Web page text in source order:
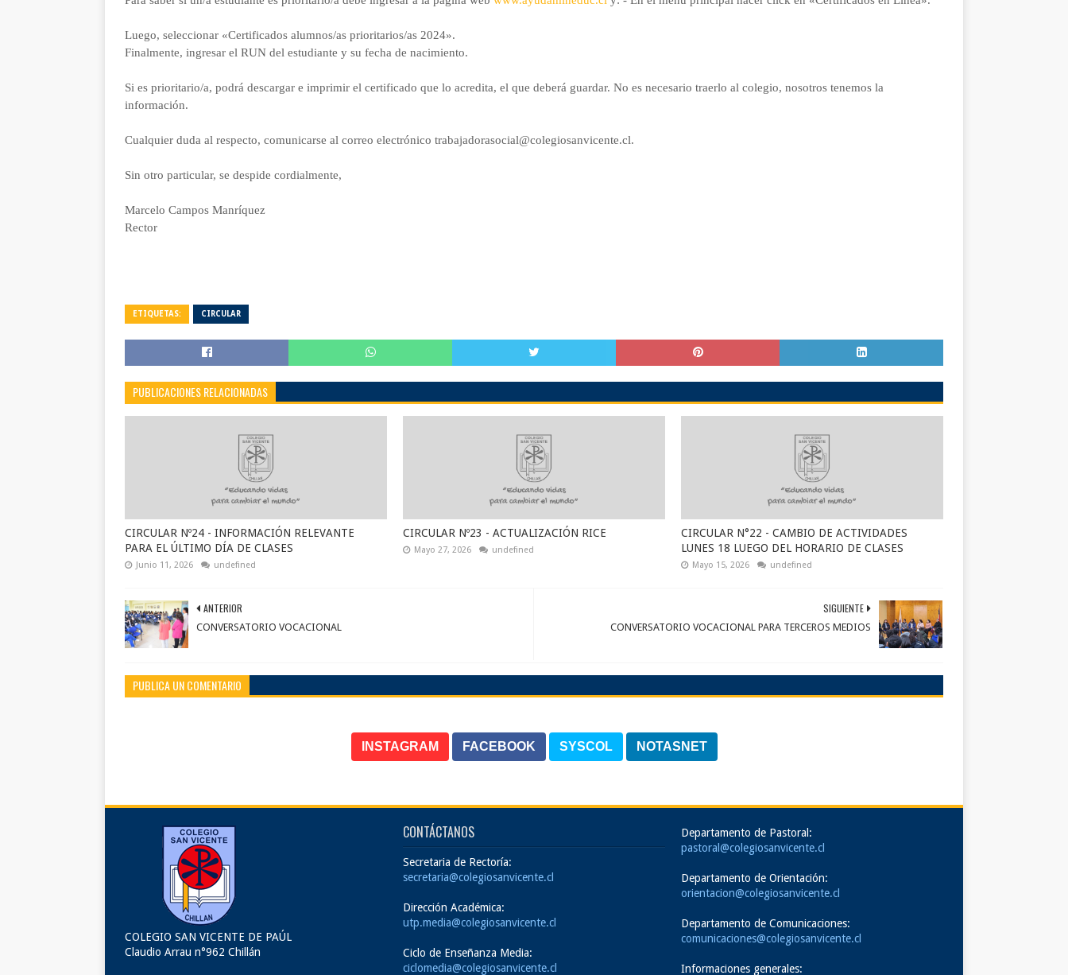
Luego, seleccionar «Certificados alumnos/as prioritarios/as 2024».
Finalmente, ingresar el RUN del estudiante y su fecha de nacimiento.
Si es prioritario/a, podrá descargar e imprimir el certificado que lo acredita, el que deberá guardar. No es necesario traerlo al colegio, nosotros tenemos la
información.
Cualquier duda al respecto, comunicarse al correo electrónico trabajadorasocial@colegiosanvicente.cl.
Sin otro particular, se despide cordialmente,
Marcelo Campos Manríquez
Rector
ETIQUETAS: CIRCULAR
PUBLICACIONES RELACIONADAS
CIRCULAR Nº24 - INFORMACIÓN RELEVANTE
PARA EL ÚLTIMO DÍA DE CLASES
Junio 11, 2026 undefined
CIRCULAR Nº23 - ACTUALIZACIÓN RICE
Mayo 27, 2026 undefined
CIRCULAR N°22 - CAMBIO DE ACTIVIDADES
LUNES 18 LUEGO DEL HORARIO DE CLASES
Mayo 15, 2026 undefined
SIGUIENTE
CONVERSATORIO VOCACIONAL PARA TERCEROS MEDIOS
ANTERIOR
CONVERSATORIO VOCACIONAL
PUBLICA UN COMENTARIO
INSTAGRAM FACEBOOK SYSCOL NOTASNET
COLEGIO SAN VICENTE DE PAÚL
Claudio Arrau n°962 Chillán
CONTÁCTANOS
Secretaria de Rectoría:
secretaria@colegiosanvicente.cl
Dirección Académica:
utp.media@colegiosanvicente.cl
Ciclo de Enseñanza Media:
ciclomedia@colegiosanvicente.cl
Departamento de Pastoral:
pastoral@colegiosanvicente.cl
Departamento de Orientación:
orientacion@colegiosanvicente.cl
Departamento de Comunicaciones:
comunicaciones@colegiosanvicente.cl
Informaciones generales: